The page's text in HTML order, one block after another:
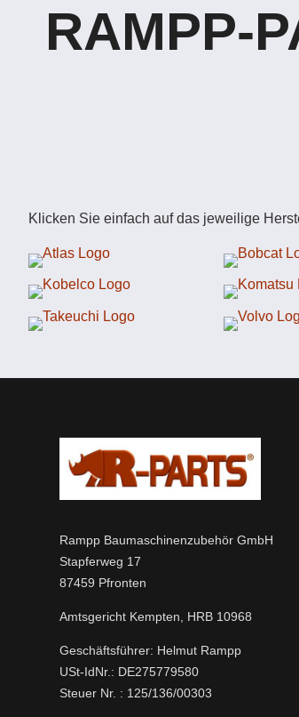
RAMPP-
Klicken Sie einfach auf das jeweilige
Rampp Baumaschinenzubehör GmbH
Stapferweg 17
87459 Pfronten
Amtsgericht Kempten, HRB 10968
Geschäftsführer: Helmut Rampp
USt-IdNr.: DE275779580
Steuer Nr. : 125/136/00303